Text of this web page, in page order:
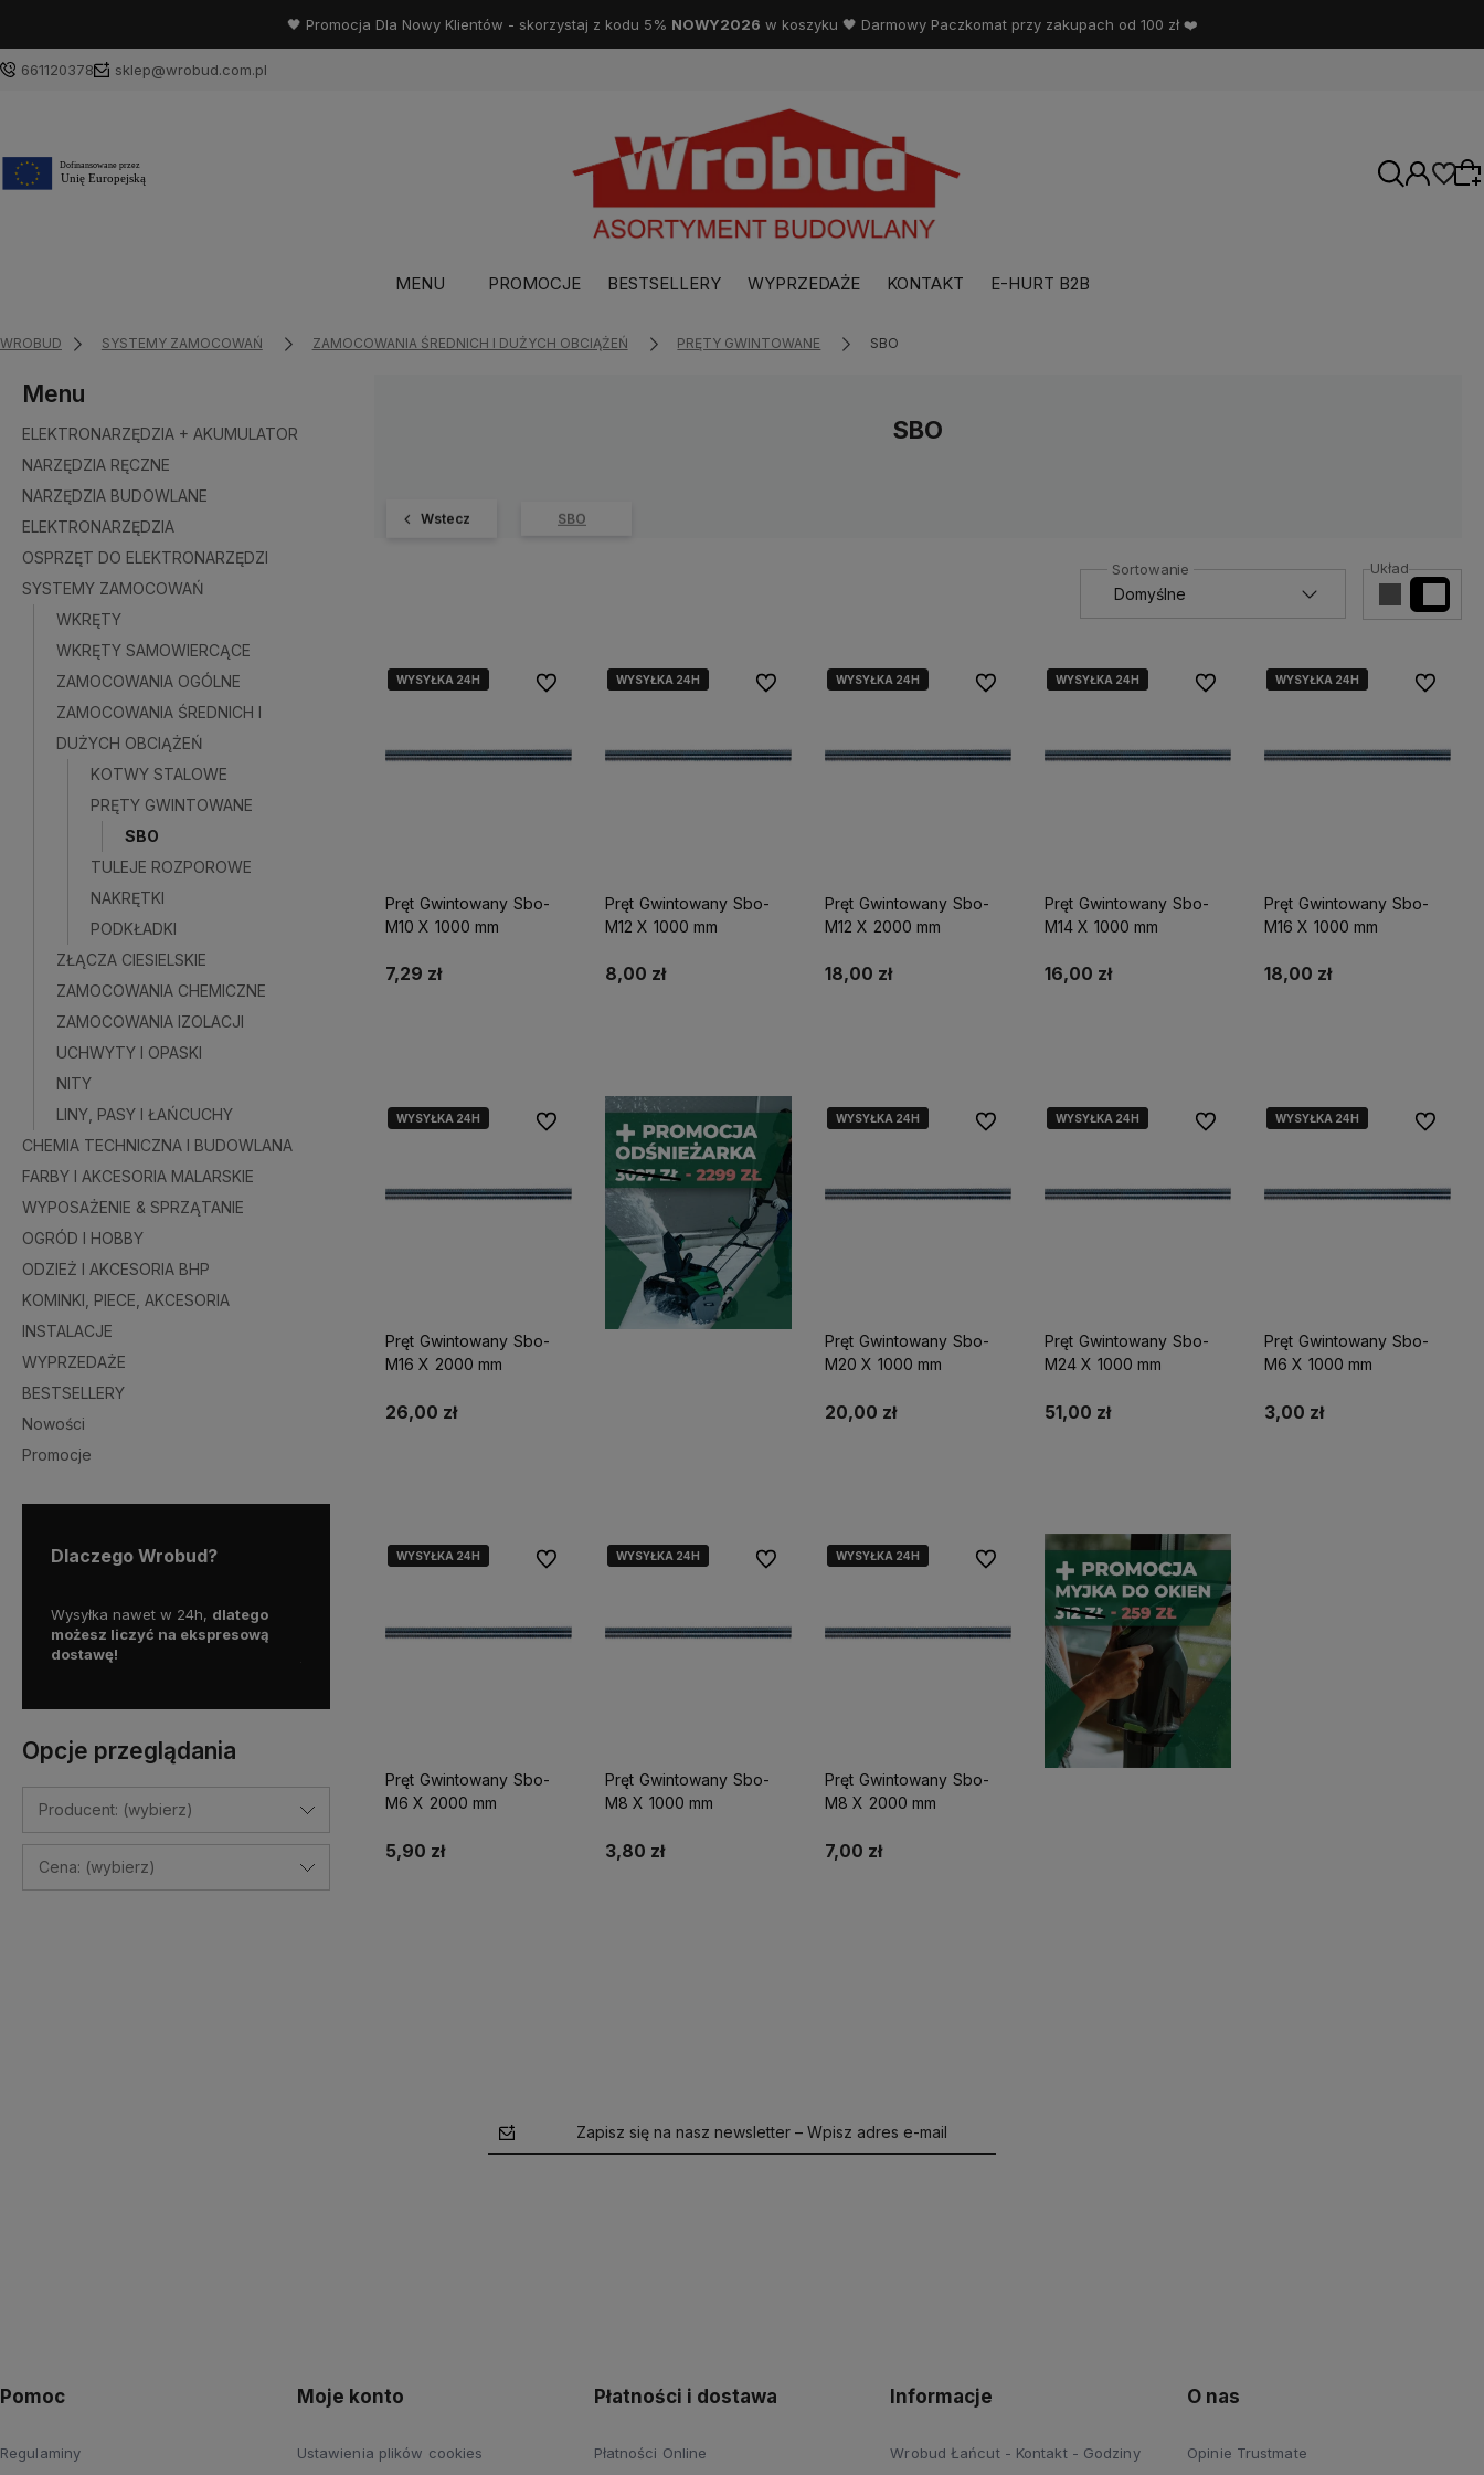
🖤 Promocja Dla Nowy Klientów - skorzystaj z kodu 5% NOWY2026 w koszyku 🖤 Darmowy Paczkomat przy zakupach od 100 zł ❤️
661120378 sklep@wrobud.com.pl
MENU PROMOCJE BESTSELLERY WYPRZEDAŻE KONTAKT E-HURT B2B
WROBUD SYSTEMY ZAMOCOWAŃ ZAMOCOWANIA ŚREDNICH I DUŻYCH OBCIĄŻEŃ PRĘTY GWINTOWANE SBO
Menu
ELEKTRONARZĘDZIA + AKUMULATOR
NARZĘDZIA RĘCZNE
NARZĘDZIA BUDOWLANE
ELEKTRONARZĘDZIA
OSPRZĘT DO ELEKTRONARZĘDZI
SYSTEMY ZAMOCOWAŃ
WKRĘTY
WKRĘTY SAMOWIERCĄCE
ZAMOCOWANIA OGÓLNE
ZAMOCOWANIA ŚREDNICH I
DUŻYCH OBCIĄŻEŃ
KOTWY STALOWE
PRĘTY GWINTOWANE
SBO
TULEJE ROZPOROWE
NAKRĘTKI
PODKŁADKI
ZŁĄCZA CIESIELSKIE
ZAMOCOWANIA CHEMICZNE
ZAMOCOWANIA IZOLACJI
UCHWYTY I OPASKI
NITY
LINY, PASY I ŁAŃCUCHY
CHEMIA TECHNICZNA I BUDOWLANA
FARBY I AKCESORIA MALARSKIE
WYPOSAŻENIE & SPRZĄTANIE
OGRÓD I HOBBY
ODZIEŻ I AKCESORIA BHP
KOMINKI, PIECE, AKCESORIA
INSTALACJE
WYPRZEDAŻE
BESTSELLERY
Nowości
Promocje
Dlaczego Wrobud?
Wysyłka nawet w 24h, dlatego
możesz liczyć na ekspresową
dostawę!
Paczkomatem
już
26 lat doświadczenia na
możesz liczyć na ekspresową
Opcje przeglądania
Producent: (wybierz)
Cena: (wybierz)
SBO
Wstecz SBO
Układ
WYSYŁKA 24H
WYSYŁKA 24H
Pręt Gwintowany Sbo-
M10 X 1000 mm
7,29 zł
Do ulubionychWYSYŁKA 24H
WYSYŁKA 24H
Pręt Gwintowany Sbo-
M12 X 1000 mm
8,00 zł
Do ulubionychWYSYŁKA 24H
Pręt Gwintowany Sbo-
M12 X 2000 mm
18,00 zł
Do ulubionychWYSYŁKA 24H
WYSYŁKA 24H
Pręt Gwintowany Sbo-
M14 X 1000 mm
16,00 zł
Do ulubionychWYSYŁKA 24H
WYSYŁKA 24H
Pręt Gwintowany Sbo-
M16 X 1000 mm
18,00 zł
Do
WYSYŁKA 24H
Pręt Gwintowany Sbo-
M16 X 2000 mm
26,00 zł
Do ulubionych WYSYŁKA 24H
WYSYŁKA 24H
Pręt Gwintowany Sbo-
M20 X 1000 mm
20,00 zł
Do ulubionychWYSYŁKA 24H
WYSYŁKA 24H
Pręt Gwintowany Sbo-
M24 X 1000 mm
51,00 zł
Do ulubionychWYSYŁKA 24H
WYSYŁKA 24H
Pręt Gwintowany Sbo-
M6 X 1000 mm
3,00 zł
Do
WYSYŁKA 24H
WYSYŁKA 24H
Pręt Gwintowany Sbo-
M6 X 2000 mm
5,90 zł
Do ulubionychWYSYŁKA 24H
WYSYŁKA 24H
Pręt Gwintowany Sbo-
M8 X 1000 mm
3,80 zł
Do ulubionychWYSYŁKA 24H
WYSYŁKA 24H
Pręt Gwintowany Sbo-
M8 X 2000 mm
7,00 zł
Do ulubionych
Zapisz się na nasz newsletter – Wpisz adres e-mail
Pomoc
Regulaminy
Moje konto
Ustawienia plików cookies
Płatności i dostawa
Płatności Online
Informacje
Wrobud Łańcut - Kontakt - Godziny
O nas
Opinie Trustmate